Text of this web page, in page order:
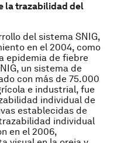
la trazabilidad del
del sistema SNIG,
en el 2004, como
epidemia de fiebre
un sistema de
con más de 75.000
e industrial, fue
individual de
establecidas de
individual
en el 2006,